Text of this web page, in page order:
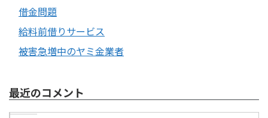
借金問題
給料前借りサービス
被害急増中のヤミ金業者
最近のコメント